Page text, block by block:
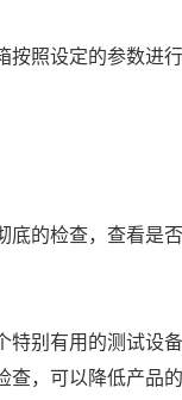
设定的参数进行
的检查，查看是否
别有用的测试设备
，可以降低产品